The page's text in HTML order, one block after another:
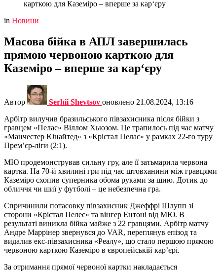
карткою для Каземіро – вперше за кар‘єру
in Новини
Масова бійка в АПЛ завершилась
прямою червоною карткою для
Каземіро – вперше за кар‘єру
Автор Serhii Shevtsov оновлено 21.08.2024, 13:16
Арбітр вилучив бразильського півзахисника після бійки з
гравцем «Пелас» Віллом Хьюзом. Це трапилось під час матчу
«Манчестер Юнайтед» з «Крістал Пелас» у рамках 22-го туру
Прем’єр-ліги (2:1).
МЮ продемонстрував сильну гру, але її затьмарила червона
картка. На 70-й хвилині гри під час штовханини між гравцями
Каземіро схопив суперника обома руками за шию. Дотик до
обличчя чи шиї у футболі – це небезпечна гра.
Спричинили потасовку півзахисник Джеффрі Шлупп зі
сторони «Крістал Пелес» та вінгер Ентоні від МЮ. В
результаті виникла бійка майже з 22 гравцями. Арбітр матчу
Андре Маррінер звернувся до VAR, переглянув епізод та
видалив екс-півзахисника «Реалу», що стало першою прямою
червоною карткою Каземіро в європейській кар’єрі.
За отримання прямої червоної картки накладається